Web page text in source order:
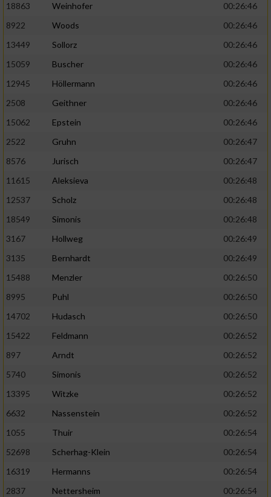
18863
Weinhofer
00:26:46
8922
Woods
00:26:46
13449
Sollorz
00:26:46
15059
Buscher
00:26:46
12945
Höllermann
00:26:46
2508
Geithner
00:26:46
15062
Epstein
00:26:46
2522
Gruhn
00:26:47
8576
Jurisch
00:26:47
11615
Aleksieva
00:26:48
12537
Scholz
00:26:48
18549
Simonis
00:26:48
3167
Hollweg
00:26:49
3135
Bernhardt
00:26:49
15488
Menzler
00:26:50
8995
Puhl
00:26:50
14702
Hudasch
00:26:50
15422
Feldmann
00:26:52
897
Arndt
00:26:52
5740
Simonis
00:26:52
13395
Witzke
00:26:52
6632
Nassenstein
00:26:52
1055
Thuir
00:26:54
52698
Scherhag-Klein
00:26:54
16319
Hermanns
00:26:54
2837
Nettersheim
00:26:54